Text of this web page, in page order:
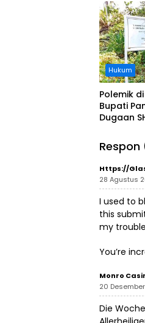
Hukum
Polemik
Bupati
Dugaan
Respon
Https://
28 Agustus
I used to
this
my
You’re
Monro
20
Die